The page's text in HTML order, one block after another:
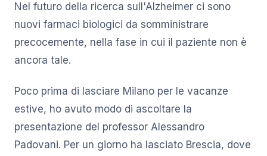
Nel futuro della ricerca sull'Alzheimer ci sono
nuovi farmaci biologici da somministrare
precocemente, nella fase in cui il paziente non è
ancora tale.
Poco prima di lasciare Milano per le vacanze
estive, ho avuto modo di ascoltare la
presentazione del professor Alessandro
Padovani. Per un giorno ha lasciato Brescia, dove